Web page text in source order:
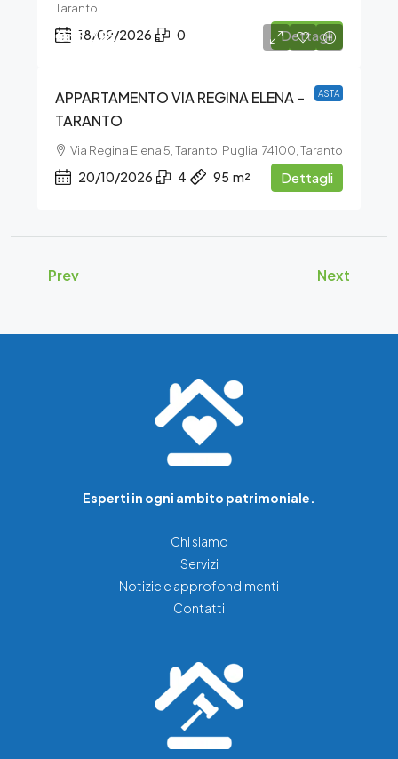
Taranto
18/09/2026 0 Dettagli
ASTA
€35.325
APPARTAMENTO VIA REGINA ELENA –
TARANTO
Via Regina Elena 5, Taranto, Puglia, 74100, Taranto
20/10/2026 4 95 m² Dettagli
Prev Next
Esperti in ogni ambito patrimoniale.
Chi siamo
Servizi
Notizie e approfondimenti
Contatti